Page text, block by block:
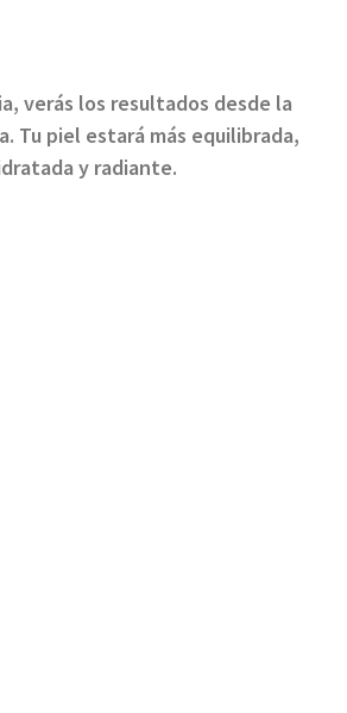
verás los resultados desde la
Tu piel estará más equilibrada,
y radiante.